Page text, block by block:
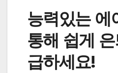
능력있는 에
통해 쉽게
급하세요!